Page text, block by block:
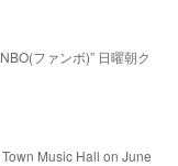
ファンボ)” 日曜朝ク
Music Hall on June